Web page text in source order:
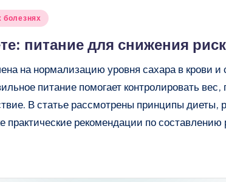
болезнях
питание для снижения
на нормализацию уровня сахара в крови и
питание помогает контролировать
В статье рассмотрены принципы диеты,
практические рекомендации по составлению